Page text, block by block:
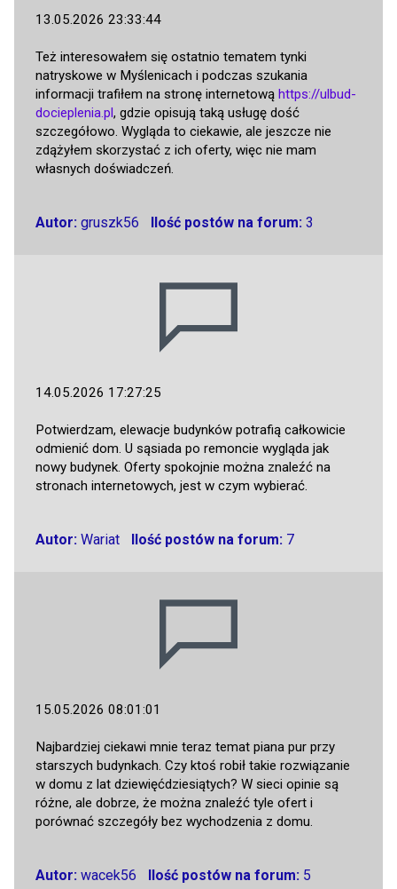
13.05.2026 23:33:44
Też interesowałem się ostatnio tematem tynki
natryskowe w Myślenicach i podczas szukania
informacji trafiłem na stronę internetową https://ulbud-
docieplenia.pl, gdzie opisują taką usługę dość
szczegółowo. Wygląda to ciekawie, ale jeszcze nie
zdążyłem skorzystać z ich oferty, więc nie mam
własnych doświadczeń.
Autor: gruszk56 Ilość postów na forum: 3
14.05.2026 17:27:25
Potwierdzam, elewacje budynków potrafią całkowicie
odmienić dom. U sąsiada po remoncie wygląda jak
nowy budynek. Oferty spokojnie można znaleźć na
stronach internetowych, jest w czym wybierać.
Autor: Wariat Ilość postów na forum:7
15.05.2026 08:01:01
Najbardziej ciekawi mnie teraz temat piana pur przy
starszych budynkach. Czy ktoś robił takie rozwiązanie
w domu z lat dziewięćdziesiątych? W sieci opinie są
różne, ale dobrze, że można znaleźć tyle ofert i
porównać szczegóły bez wychodzenia z domu.
Autor: wacek56 Ilość postów na forum: 5